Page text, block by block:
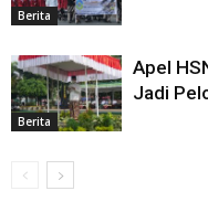
Berita
Berita
Apel
Jadi